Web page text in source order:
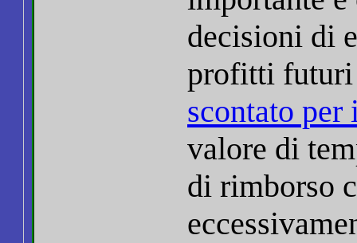
decisioni di
profitti futuri
scontato
valore di
di rimborso